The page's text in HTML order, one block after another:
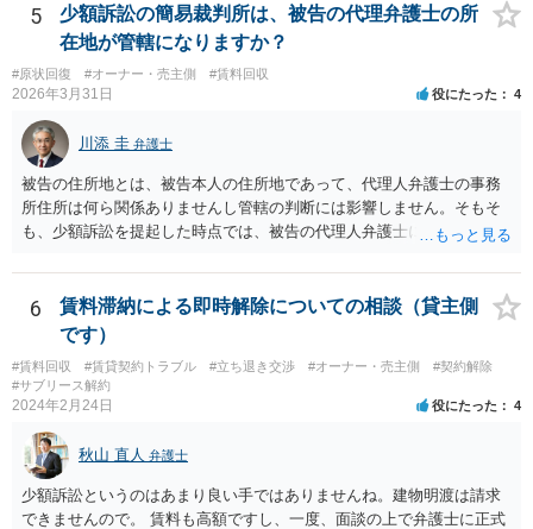
をご検討ください。
5
少額訴訟の簡易裁判所は、被告の代理弁護士の所
在地が管轄になりますか？
#原状回復 #オーナー・売主側 #賃料回収
2026年3月31日 役にたった 4
川添 圭 弁護士
被告の住所地とは、被告本人の住所地であって、代理人弁護士の事務
所住所は何ら関係ありませんし管轄の判断には影響しません。そもそ
も、少額訴訟を提起した時点では、被告の代理人弁護士には民事訴訟
6
賃料滞納による即時解除についての相談（貸主側
です）
#賃料回収 #賃貸契約トラブル #立ち退き交渉 #オーナー・売主側
#契約解除
#サブリース解約
2024年2月24日 役にたった 4
秋山 直人 弁護士
少額訴訟というのはあまり良い手ではありませんね。建物明渡は請求
できませんので。 賃料も高額ですし、一度、面談の上で弁護士に正式